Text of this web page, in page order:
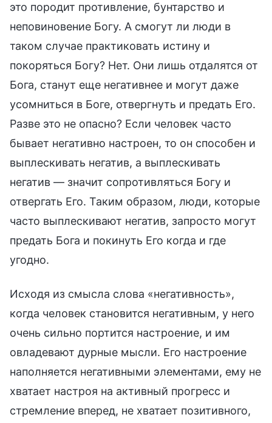
это породит противление, бунтарство и
неповиновение Богу. А смогут ли люди в
таком случае практиковать истину и
покоряться Богу? Нет. Они лишь отдалятся от
Бога, станут еще негативнее и могут даже
усомниться в Боге, отвергнуть и предать Его.
Разве это не опасно? Если человек часто
бывает негативно настроен, то он способен и
выплескивать негатив, а выплескивать
негатив — значит сопротивляться Богу и
отвергать Его. Таким образом, люди, которые
часто выплескивают негатив, запросто могут
предать Бога и покинуть Его когда и где
угодно.
Исходя из смысла слова «негативность»,
когда человек становится негативным, у него
очень сильно портится настроение, и им
овладевают дурные мысли. Его настроение
наполняется негативными элементами, ему не
хватает настроя на активный прогресс и
стремление вперед, не хватает позитивного,